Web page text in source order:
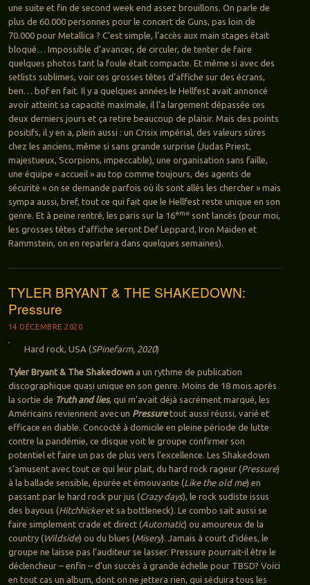
une suite et fin de second week end assez brouillons. On parle de
plus de 60.000 personnes pour le concert de Guns, pas loin de
70.000 pour Metallica ? C’est simple, l’accès aux main stages était
bloqué… Impossible d’avancer, de circuler, de tenter de faire
quelques photos tant la foule était compacte. Et même si avec des
setlists sublimes, voir ces grosses têtes d’affiche sur des écrans,
ben… bof en fait. Il y a quelques années le Hellfest avait annoncé
avoir atteint sa capacité maximale, il l’a largement dépassée ces
deux derniers jours et ça retire beaucoup de plaisir. Mais des points
positifs, il y en a, plein aussi : un Crisix impérial, des valeurs sûres
chez les anciens, même si sans grande surprise (Judas Priest,
majestueux, Scorpions, impeccable), une organisation sans faille,
une équipe « accueil » au top comme toujours, des agents de
sécurité « on se demande parfois où ils sont allés les chercher » mais
sympa aussi, bref, tout ce qui fait que le Hellfest reste unique en son
genre. Et à peine rentré, les paris sur la 16èmesont lancés (pour moi,
les grosses têtes d’affiche seront Def Leppard, Iron Maiden et
Rammstein, on en reparlera dans quelques semaines).
TYLER BRYANT & THE SHAKEDOWN:
Pressure
14 DÉCEMBRE 2020
Hard rock, USA (SPinefarm, 2020)
Tyler Bryant & The Shakedowna un rythme de publication
discographique quasi unique en son genre. Moins de 18 mois après
la sortie de Truth and lies, qui m’avait déjà sacrément marqué, les
Américains reviennent avec un Pressuretout aussi réussi, varié et
efficace en diable. Concocté à domicile en pleine période de lutte
contre la pandémie, ce disque voit le groupe confirmer son
potentiel et faire un pas de plus vers l’excellence. Les Shakedown
s’amusent avec tout ce qui leur plait, du hard rock rageur (Pressure)
à la ballade sensible, épurée et émouvante (Like the old me) en
passant par le hard rock pur jus (Crazy days), le rock sudiste issus
des bayous (Hitchhickeret sa bottleneck). Le combo sait aussi se
faire simplement crade et direct (Automatic) ou amoureux de la
country (Wildside) ou du blues (Misery). Jamais à court d’idées, le
groupe ne laisse pas l’auditeur se lasser. Pressure pourrait-il être le
déclencheur – enfin – d’un succès à grande échelle pour TBSD? Voici
en tout cas un album, dont on ne jettera rien, qui séduira tous les